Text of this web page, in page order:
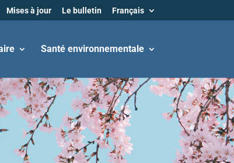
Mises à jour Le bulletin Français
Santé environnementale